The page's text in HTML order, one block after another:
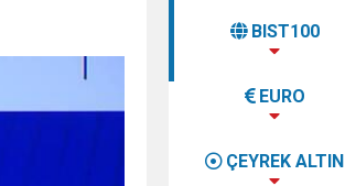
BIST100
EURO
ÇEYREK ALTIN